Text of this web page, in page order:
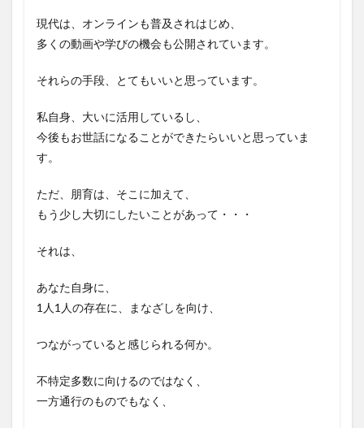
現代は、オンラインも普及されはじめ、
多くの動画や学びの機会も公開されています。
それらの手段、とてもいいと思っています。
私自身、大いに活用しているし、
今後もお世話になることができたらいいと思っていま
す。
ただ、朋育は、そこに加えて、
もう少し大切にしたいことがあって・・・
それは、
あなた自身に、
1人1人の存在に、まなざしを向け、
つながっていると感じられる何か。
不特定多数に向けるのではなく、
一方通行のものでもなく、